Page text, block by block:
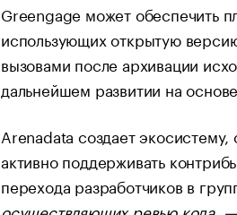
Greengage может обеспечить
использующих открытую
вызовами после архивации
дальнейшем развитии на
Arenadata создает
активно поддерживать
перехода разработчиков в
осуществляющих ревью кода.